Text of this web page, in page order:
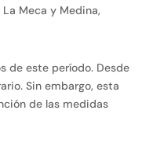
Meca y Medina,
de este período. Desde
Sin embargo, esta
de las medidas